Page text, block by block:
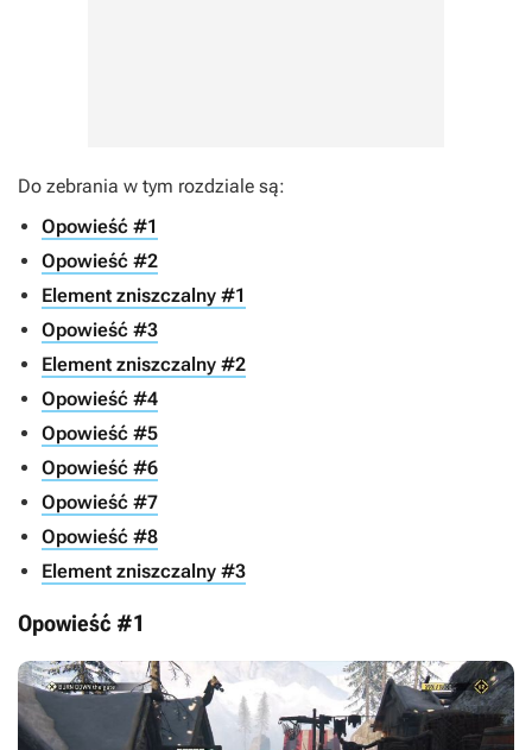
Do zebrania w tym rozdziale są:
Opowieść #1
Opowieść #2
Element zniszczalny #1
Opowieść #3
Element zniszczalny #2
Opowieść #4
Opowieść #5
Opowieść #6
Opowieść #7
Opowieść #8
Element zniszczalny #3
Opowieść #1